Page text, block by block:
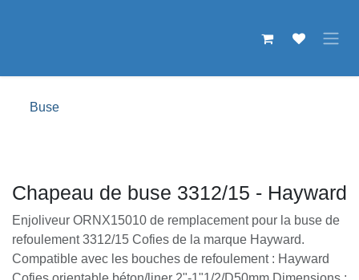
Buse
Chapeau de buse 3312/15 - Hayward
Enjoliveur ORNX15010 de remplacement pour la buse de
refoulement 3312/15 Cofies de la marque Hayward.
Compatible avec les bouches de refoulement : Hayward